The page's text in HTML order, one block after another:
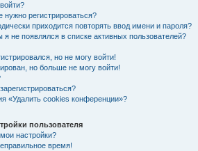
регистрироваться?
приходится повторять ввод имени и пароля?
я не появлялся в списке активных пользователей?
но не могу войти!
но больше не могу войти!
«Удалить cookies конференции»?
пользователя
настройки?
время!